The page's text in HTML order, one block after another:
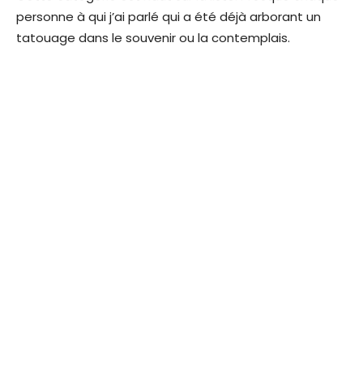
personne à qui j’ai parlé qui a été déjà arborant un
tatouage dans le souvenir ou la contemplais.